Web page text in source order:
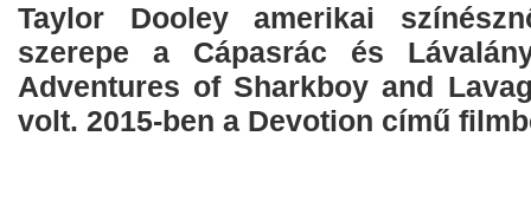
Taylor Dooley amerikai
szerepe a Cápasrác és
Adventures of Sharkboy and
volt. 2015-ben a Devotion című